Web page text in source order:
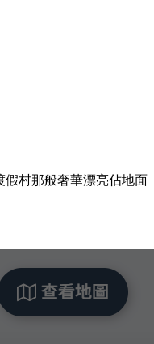
假村那般奢華漂亮佔地面